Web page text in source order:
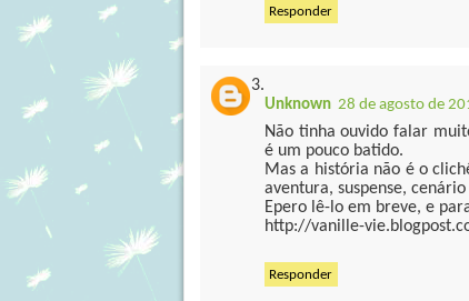
Responder
Unknown 28 de agosto de
Não tinha ouvido falar
é um pouco batido.
Mas a história não é o
aventura, suspense,
Epero lê-lo em breve, e
http://vanille-
Responder